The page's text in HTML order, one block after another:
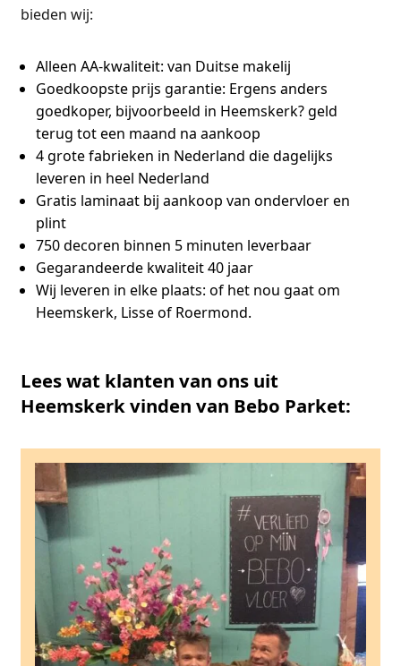
bieden wij:
Alleen AA-kwaliteit: van Duitse makelij
Goedkoopste prijs garantie: Ergens anders
goedkoper, bijvoorbeeld in Heemskerk? geld
terug tot een maand na aankoop
4 grote fabrieken in Nederland die dagelijks
leveren in heel Nederland
Gratis laminaat bij aankoop van ondervloer en
plint
750 decoren binnen 5 minuten leverbaar
Gegarandeerde kwaliteit 40 jaar
Wij leveren in elke plaats: of het nou gaat om
Heemskerk, Lisse of Roermond.
Lees wat klanten van ons uit
Heemskerk vinden van Bebo Parket: